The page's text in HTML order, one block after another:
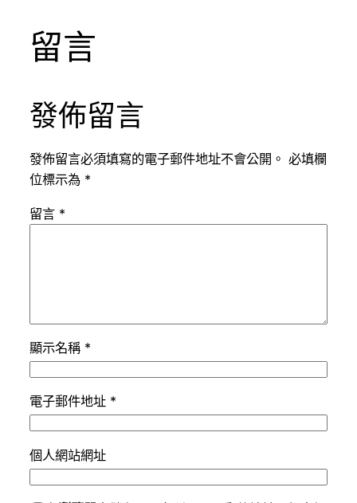
留言
發佈留言
發佈留言必須填寫的電子郵件地址不會公開。 必填欄
位標示為 *
留言 *
顯示名稱 *
電子郵件地址 *
個人網站網址